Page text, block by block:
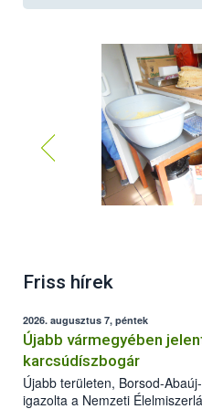
Friss hírek
2026. augusztus 7, péntek
Újabb vármegyében
karcsúdíszbogár
Újabb területen, Borsod-
igazolta a Nemzeti